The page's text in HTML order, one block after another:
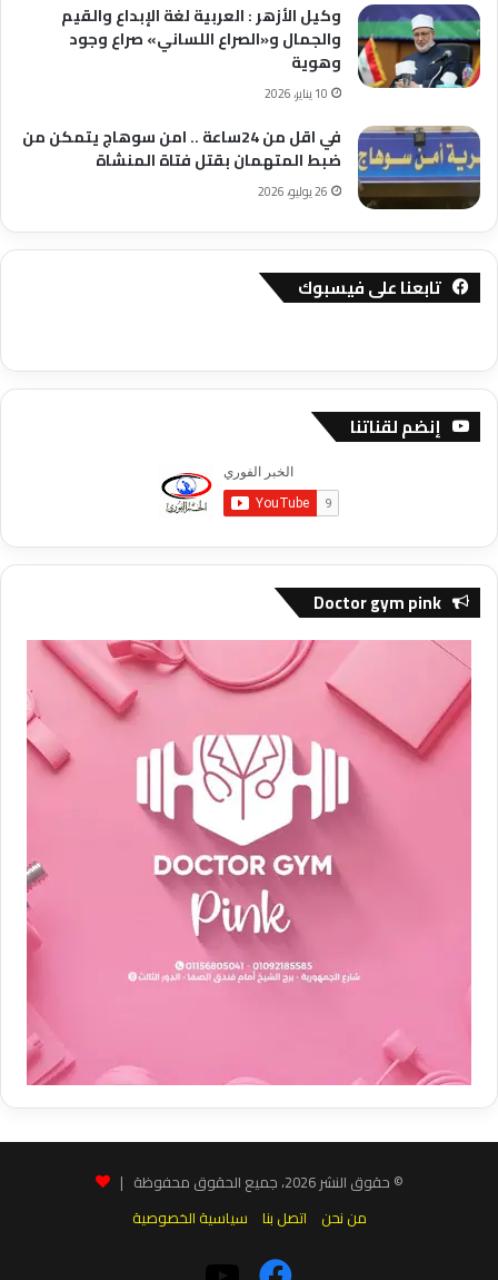
وكيل الأزهر : العربية لغة الإبداع والقيم
والجمال و«الصراع اللساني» صراع وجود
وهوية
10 يناير، 2026
في اقل من 24ساعة .. امن سوهاج يتمكن من
ضبط المتهمان بقتل فتاة المنشاة
26 يوليو، 2026
تابعنا على فيسبوك
إنضم لقناتنا
Doctor gym pink
© حقوق النشر 2026، جميع الحقوق محفوظة |
من نحن
اتصل بنا سياسية الخصوصية
فيسبوك